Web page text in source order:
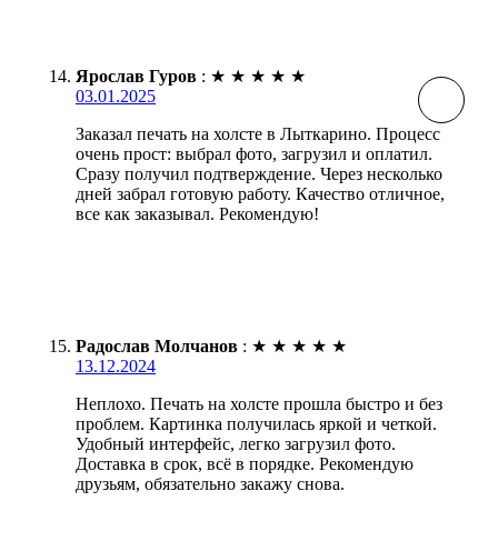
Ярослав Гуров : ★ ★ ★ ★ ★
03.01.2025
Заказал печать на холсте в Лыткарино. Процесс
очень прост: выбрал фото, загрузил и оплатил.
Сразу получил подтверждение. Через несколько
дней забрал готовую работу. Качество отличное,
все как заказывал. Рекомендую!
Радослав Молчанов : ★ ★ ★ ★ ★
13.12.2024
Неплохо. Печать на холсте прошла быстро и без
проблем. Картинка получилась яркой и четкой.
Удобный интерфейс, легко загрузил фото.
Доставка в срок, всё в порядке. Рекомендую
друзьям, обязательно закажу снова.